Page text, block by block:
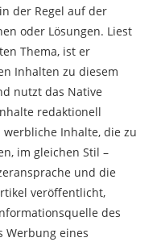
der Regel auf der
oder Lösungen. Liest
Thema, ist er
Inhalten zu diesem
nutzt das Native
redaktionell
Inhalte, die zu
im gleichen Stil –
und die
veröffentlicht,
des
eines